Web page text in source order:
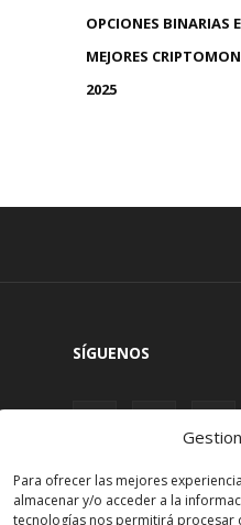
Para ofrecer las mejores
almacenar y/o acceder a la
tecnologías nos permitirá
OPCIONES BINARIAS
MEJORES
2025
SÍGUENOS